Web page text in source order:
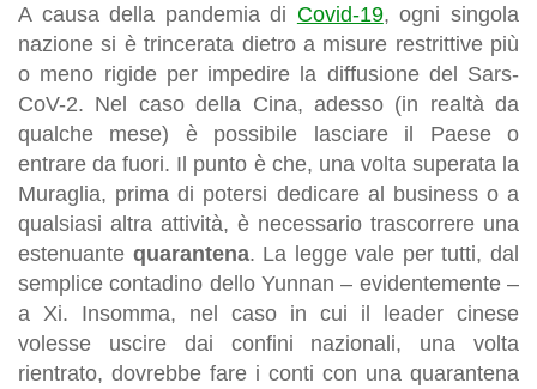
A causa della pandemia di Covid-19, ogni singola
nazione si è trincerata dietro a misure restrittive più
o meno rigide per impedire la diffusione del Sars-
CoV-2. Nel caso della Cina, adesso (in realtà da
qualche mese) è possibile lasciare il Paese o
entrare da fuori. Il punto è che, una volta superata la
Muraglia, prima di potersi dedicare al business o a
qualsiasi altra attività, è necessario trascorrere una
estenuante quarantena. La legge vale per tutti, dal
semplice contadino dello Yunnan – evidentemente –
a Xi. Insomma, nel caso in cui il leader cinese
volesse uscire dai confini nazionali, una volta
rientrato, dovrebbe fare i conti con una quarantena